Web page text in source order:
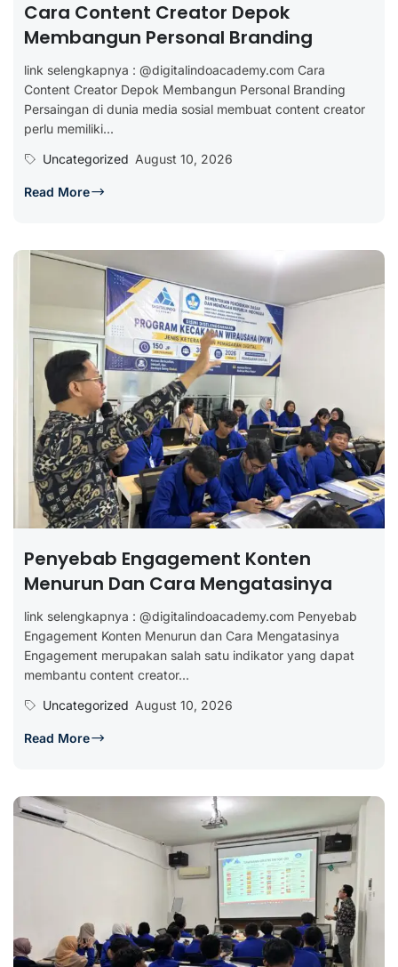
Cara Content Creator Depok
Membangun Personal Branding
link selengkapnya : @digitalindoacademy.com Cara
Content Creator Depok Membangun Personal Branding
Persaingan di dunia media sosial membuat content creator
perlu memiliki...
Uncategorized August 10, 2026
Read More
Penyebab Engagement Konten
Menurun Dan Cara Mengatasinya
link selengkapnya : @digitalindoacademy.com Penyebab
Engagement Konten Menurun dan Cara Mengatasinya
Engagement merupakan salah satu indikator yang dapat
membantu content creator...
Uncategorized August 10, 2026
Read More